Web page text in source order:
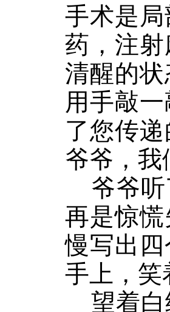
手术是
药，注
清醒的
用手敲
了您传
爷爷，我
爷爷
再是惊
慢写出
手上，笑
望着